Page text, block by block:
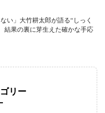
い」大竹耕太郎が語る“しっく
結果の裏に芽生えた確かな手応
リー